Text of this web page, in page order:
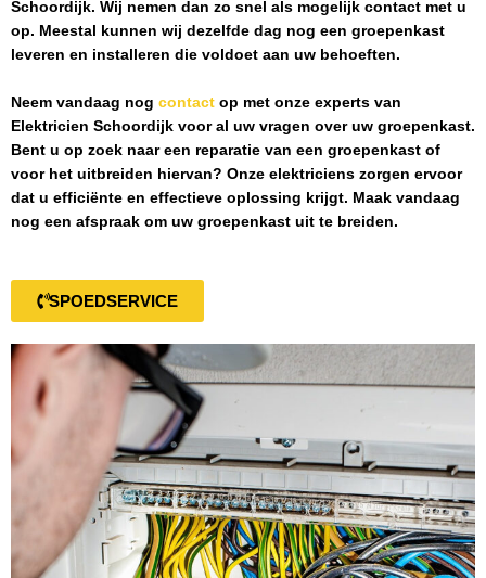
Schoordijk. Wij nemen dan zo snel als mogelijk contact met u
op. Meestal kunnen wij dezelfde dag nog een groepenkast
leveren en installeren die voldoet aan uw behoeften.
Neem vandaag nog contact op met onze experts van
Elektricien Schoordijk voor al uw vragen over uw groepenkast.
Bent u op zoek naar een reparatie van een groepenkast of
voor het uitbreiden hiervan? Onze elektriciens zorgen ervoor
dat u efficiënte en effectieve oplossing krijgt. Maak vandaag
nog een afspraak om uw groepenkast uit te breiden.
SPOEDSERVICE